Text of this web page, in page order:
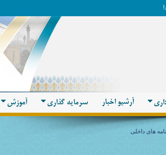
آرشیو اخبار سرمایه گذاری آموزش
های داخلی